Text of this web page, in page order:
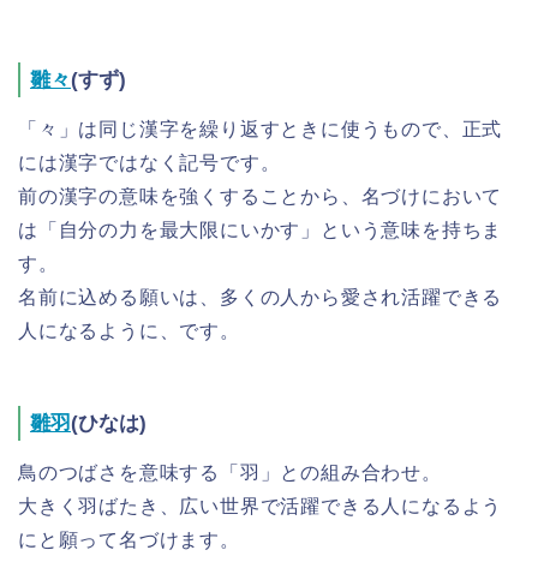
雛々(すず)
「々」は同じ漢字を繰り返すときに使うもので、正式
には漢字ではなく記号です。
前の漢字の意味を強くすることから、名づけにおいて
は「自分の力を最大限にいかす」という意味を持ちま
す。
名前に込める願いは、多くの人から愛され活躍できる
人になるように、です。
雛羽(ひなは)
鳥のつばさを意味する「羽」との組み合わせ。
大きく羽ばたき、広い世界で活躍できる人になるよう
にと願って名づけます。